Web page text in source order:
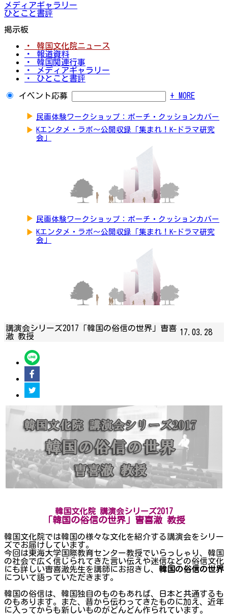
メディアギャラリー
ひとこと書評
掲示板
・ 韓国文化院ニュース
・ 報道資料
・ 韓国関連行事
・ メディアギャラリー
・ ひとこと書評
イベント応募 + MORE
▶ 民画体験ワークショップ：ポーチ・クッションカバー
▶ Kエンタメ・ラボ～公開収録「集まれ！K-ドラマ研究
会」
▶ 民画体験ワークショップ：ポーチ・クッションカバー
▶ Kエンタメ・ラボ～公開収録「集まれ！K-ドラマ研究
会」
講演会シリーズ2017「韓国の俗信の世界」曺喜
澈 教授
17.03.28
韓国文化院 講演会シリーズ2017
「韓国の俗信の世界」曺喜澈 教授
韓国文化院では韓国の様々な文化を紹介する講演会をシリー
ズでお届けしています。
今回は東海大学国際教育センター教授でいらっしゃり、韓国
の社会で広く信じられてきた言い伝えや迷信などの俗信文化
にも詳しい曺喜澈先生を講師にお招きし、 韓国の俗信の世界
について語っていただきます。
韓国の俗信は、韓国独自のものもあれば、日本と共通するも
のもあります。また、昔から伝わってきたものに加え、近年
に入ってからも新しいものがどんどん作られています。